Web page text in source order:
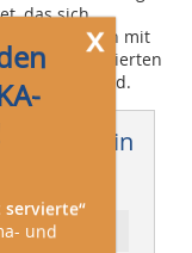
das sich
Partnern mit
nanoskalierten
befassen wird.
erschien in
x
servierte“
und